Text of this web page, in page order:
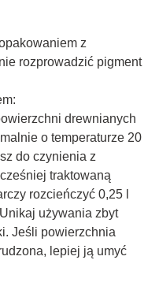
z
rozprowadzić pigment
drewnianych
o temperaturze 20
do czynienia z
traktowaną
rozcieńczyć 0,25 l
używania zbyt
Jeśli powierzchnia
lepiej ją umyć